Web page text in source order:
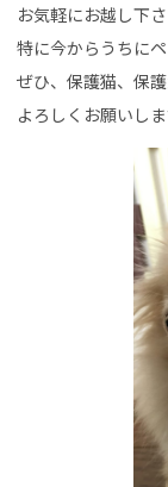
お気軽にお越し下さ
特に今からうちに
ぜひ、保護猫、保
よろしくお願いしま